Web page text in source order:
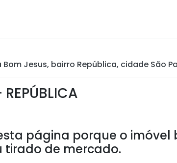
Jesus, bairro República, cidade São
página porque o imóvel
tirado de mercado.